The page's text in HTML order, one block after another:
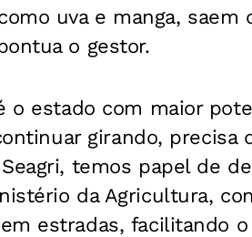
uva e manga, saem
o gestor.
o estado com maior
girando, precisa
temos papel de
da Agricultura,
estradas, facilitando